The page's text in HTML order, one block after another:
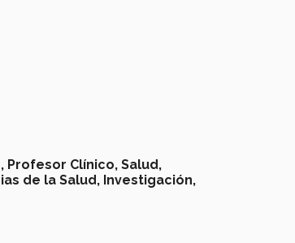
Profesor Clínico, Salud,
de la Salud, Investigación,